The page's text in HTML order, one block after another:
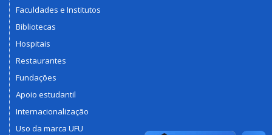
Faculdades e Institutos
Bibliotecas
Hospitais
Restaurantes
Fundações
Apoio estudantil
Internacionalização
Uso da marca UFU